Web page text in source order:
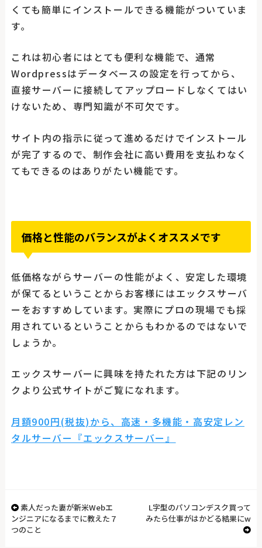
くても簡単にインストールできる機能がついていま
す。
これは初心者にはとても便利な機能で、通常
Wordpressはデータベースの設定を行ってから、
直接サーバーに接続してアップロードしなくてはい
けないため、専門知識が不可欠です。
サイト内の指示に従って進めるだけでインストール
が完了するので、制作会社に高い費用を支払わなく
てもできるのはありがたい機能です。
価格と性能のバランスがよくオススメです
低価格ながらサーバーの性能がよく、安定した環境
が保てるということからお客様にはエックスサーバ
ーをおすすめしています。実際にプロの現場でも採
用されているということからもわかるのではないで
しょうか。
エックスサーバーに興味を持たれた方は下記のリン
クより公式サイトがご覧になれます。
月額900円(税抜)から、高速・多機能・高安定レン
タルサーバー『エックスサーバー』
素人だった妻が新米Webエ
ンジニアになるまでに教えた７
つのこと
L字型のパソコンデスク買って
みたら仕事がはかどる結果にw